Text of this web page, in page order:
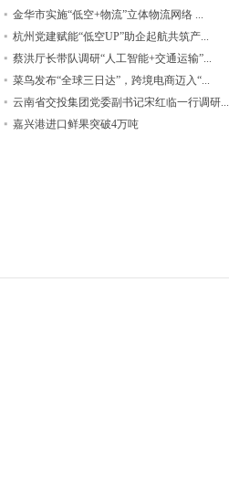
金华市实施“低空+物流”立体物流网络 ...
杭州党建赋能“低空UP”助企起航共筑产...
蔡洪厅长带队调研“人工智能+交通运输”...
菜鸟发布“全球三日达”，跨境电商迈入“...
云南省交投集团党委副书记宋红临一行调研...
嘉兴港进口鲜果突破4万吨